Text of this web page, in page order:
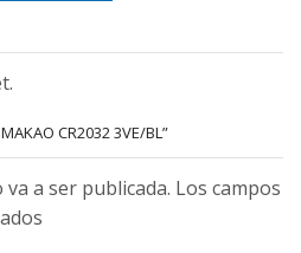
CR2032 3VE/BL”
a ser publicada. Los campos